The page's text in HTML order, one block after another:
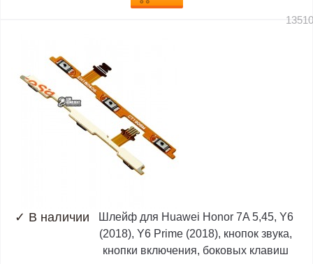
✓ В наличии
Шлейф для Huawei Honor 7A 5,45, Y6
(2018), Y6 Prime (2018), кнопок звука,
кнопки включения, боковых клавиш